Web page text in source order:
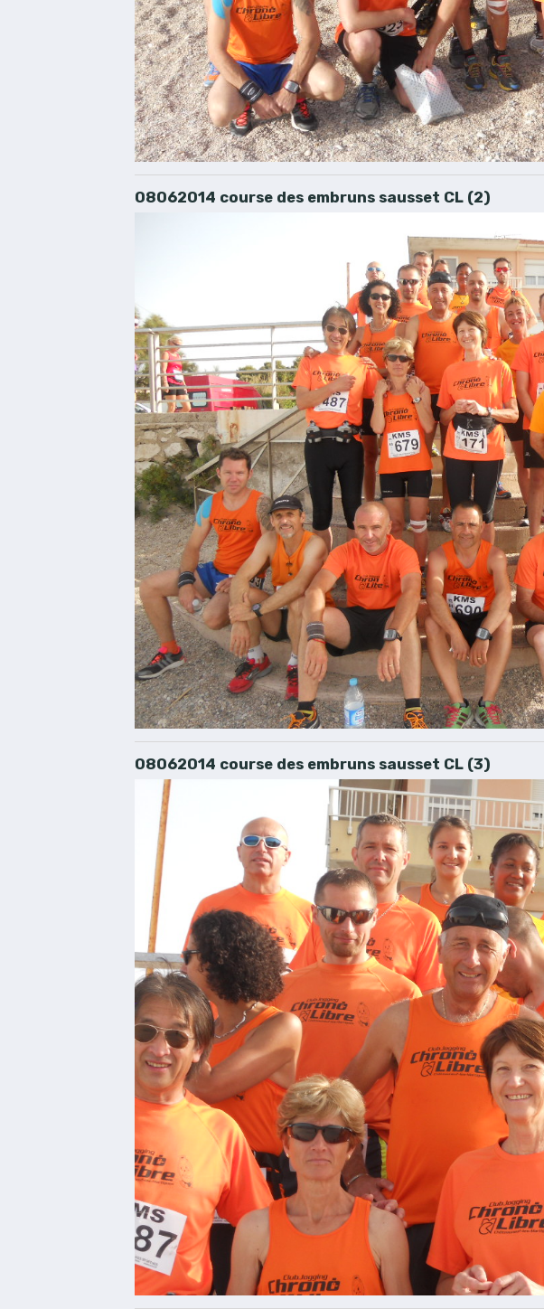
08062014 course des embruns sausset CL (2)
08062014 course des embruns sausset CL (3)